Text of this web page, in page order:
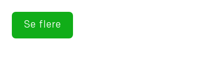
Se flere